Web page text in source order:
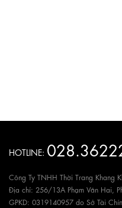
HOTLINE:
Công Ty TNHH Thời Trang Khang
Địa chỉ: 256/13A Phạm Văn Hai,
GPKD: 0319140957 do Sở Tài